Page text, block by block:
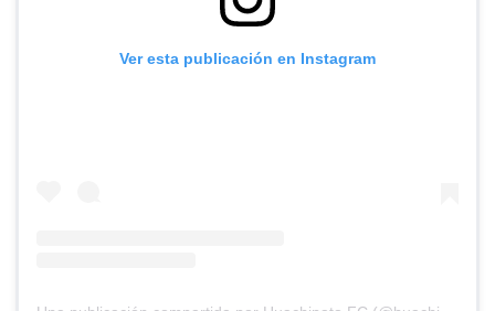
Ver esta publicación en Instagram